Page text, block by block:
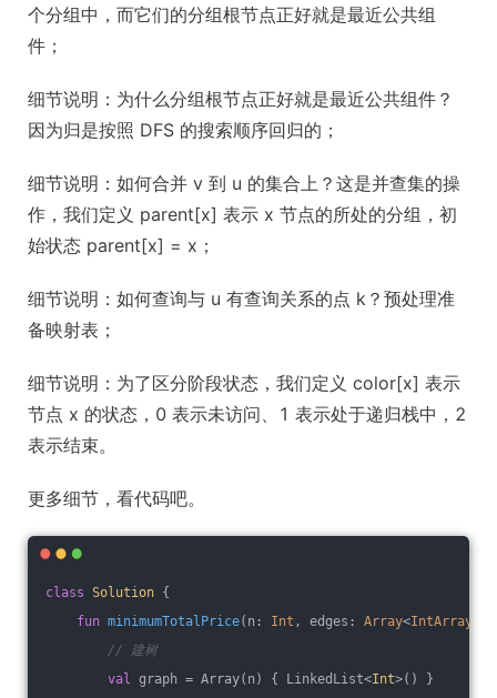
个分组中，而它们的分组根节点正好就是最近公共组
件；
细节说明：为什么分组根节点正好就是最近公共组件？
因为归是按照 DFS 的搜索顺序回归的；
细节说明：如何合并 v 到 u 的集合上？这是并查集的操
作，我们定义 parent[x] 表示 x 节点的所处的分组，初
始状态 parent[x] = x；
细节说明：如何查询与 u 有查询关系的点 k？预处理准
备映射表；
细节说明：为了区分阶段状态，我们定义 color[x] 表示
节点 x 的状态，0 表示未访问、1 表示处于递归栈中，2
表示结束。
更多细节，看代码吧。
class Solution {
fun minimumTotalPrice(n: Int , edges: Array<IntArray
// 建树
val
graph = Array(n) { LinkedList<Int>() }